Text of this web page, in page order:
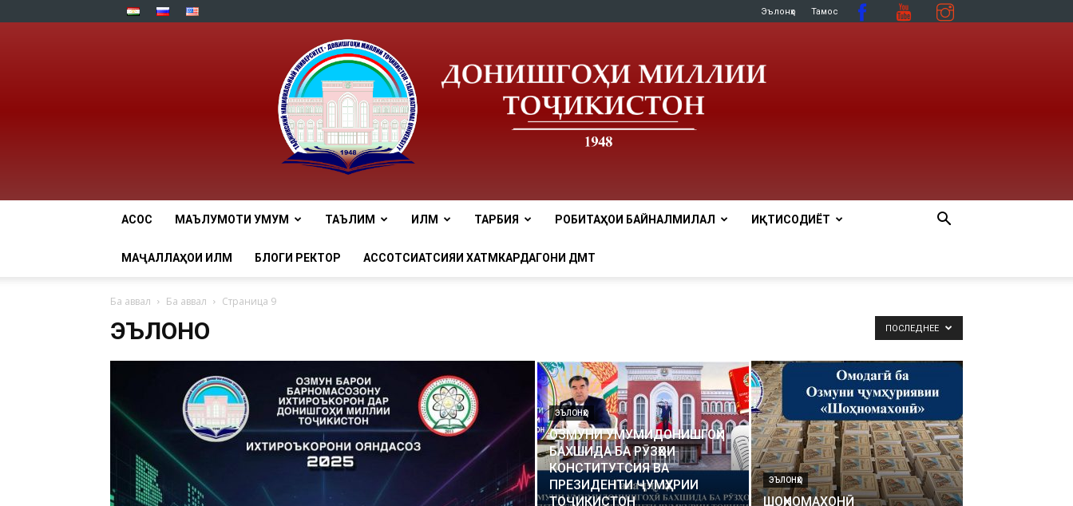
Эълонҳо Тамос
tnu
АСОСӢ МАЪЛУМОТИ УМУМӢ ТАЪЛИМ ИЛМ ТАРБИЯ РОБИТАҲОИ БАЙНАЛМИЛАЛӢ ИҚТИСОДИЁТ
МАҶАЛЛАҲОИ ИЛМӢ БЛОГИ РЕКТОР АССОТСИАТСИЯИ ХАТМКАРДАГОНИ ДМТ
Ба аввал Ба аввал Страница 9
ЭЪЛОНҲО ПОСЛЕДНЕЕ
ЭЪЛОНҲО
ОЗМУНИ УМУМИДОНИШГОҲӢ
БАХШИДА БА РӮЗҲОИ
КОНСТИТУТСИЯ ВА
ПРЕЗИДЕНТИ ҶУМҲУРИИ
ТОҶИКИСТОН
ЭЪЛОНҲО
ШОҲНОМАХОНӢ